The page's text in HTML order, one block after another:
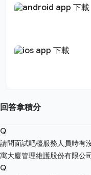
回答拿積分
Q
請問面試吧檯服務人員時有
寓大廈管理維護股份有限公
Q